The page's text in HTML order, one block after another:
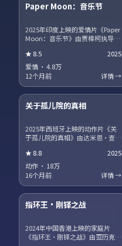
热播
Paper Moon：音乐节
2025年印度上映的爱情片《Paper
Moon：音乐节》由贾樟柯执导，
领衔主演。职场与理想冲突被细
腻呈现，配角群像同样出彩。片
尾彩蛋值得留意，与世界观其他
作品存在联动。
★8.5
2025
爱情 · 4.8万
12个月前
详情 →
趋势
15集全
关于孤儿院的真相
2025年西班牙上映的动作片《关
于孤儿院的真相》由达米恩·查泽
宇、王一博领衔主演。爱情与信
仰在战争阴影下被反复考验，结
局留有回味空间。片尾彩蛋值得
留意，与世界观其他作品存在联
★8.8
2025
动作 · 18万
16个月前
详情 →
热播
17集全
指环王·刚铎之战
2024年中国香港上映的家庭片
《指环王·刚铎之战》由亚历克斯